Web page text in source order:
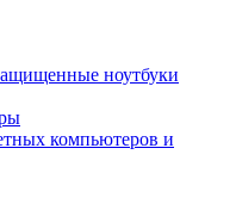
ноутбуки
компьютеров и